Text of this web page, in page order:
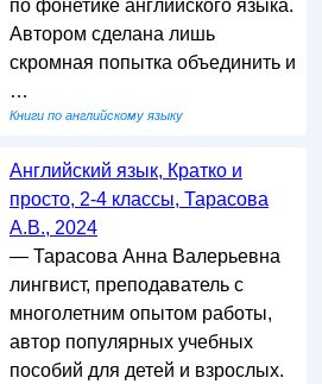
по фонетике английского языка.
Автором сделана лишь
скромная попытка объединить и
…
Книги по английскому языку
Английский язык, Кратко и
просто, 2-4 классы, Тарасова
А.В., 2024
— Тарасова Анна Валерьевна
лингвист, преподаватель с
многолетним опытом работы,
автор популярных учебных
пособий для детей и взрослых.